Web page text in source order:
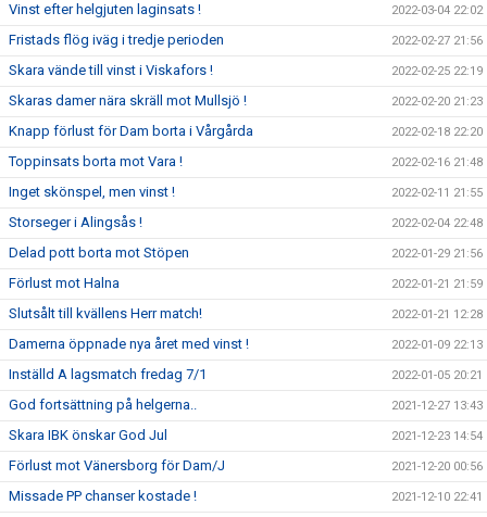
Vinst efter helgjuten laginsats ! 2022-03-04 22:02
Fristads flög iväg i tredje perioden 2022-02-27 21:56
Skara vände till vinst i Viskafors ! 2022-02-25 22:19
Skaras damer nära skräll mot Mullsjö ! 2022-02-20 21:23
Knapp förlust för Dam borta i Vårgårda 2022-02-18 22:20
Toppinsats borta mot Vara ! 2022-02-16 21:48
Inget skönspel, men vinst ! 2022-02-11 21:55
Storseger i Alingsås ! 2022-02-04 22:48
Delad pott borta mot Stöpen 2022-01-29 21:56
Förlust mot Halna 2022-01-21 21:59
Slutsålt till kvällens Herr match! 2022-01-21 12:28
Damerna öppnade nya året med vinst ! 2022-01-09 22:13
Inställd A lagsmatch fredag 7/1 2022-01-05 20:21
God fortsättning på helgerna.. 2021-12-27 13:43
Skara IBK önskar God Jul 2021-12-23 14:54
Förlust mot Vänersborg för Dam/J 2021-12-20 00:56
Missade PP chanser kostade ! 2021-12-10 22:41